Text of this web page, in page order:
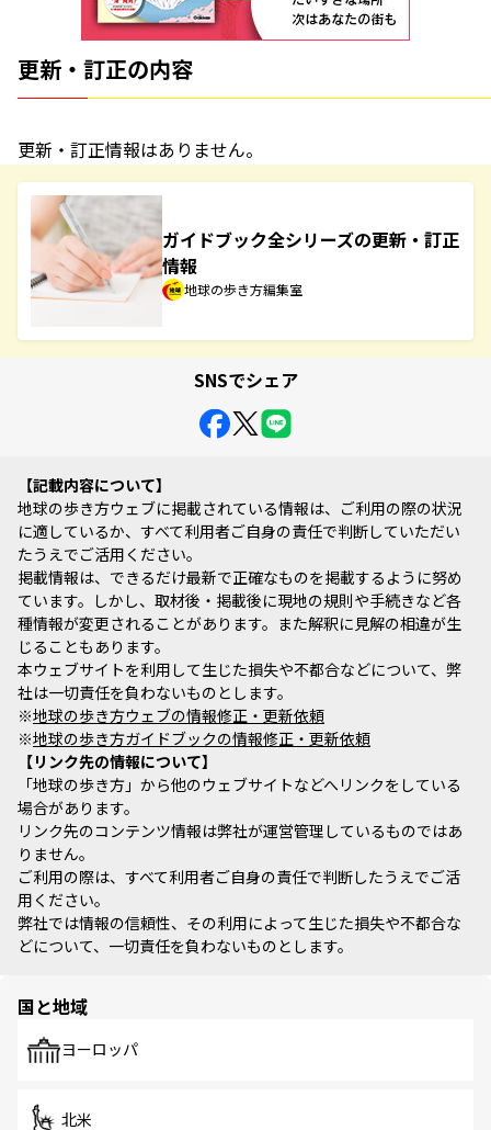
更新・訂正の内容
更新・訂正情報はありません。
ガイドブック全シリーズの更新・訂正
情報
地球の歩き方編集室
SNSでシェア
記載内容について
地球の歩き方ウェブに掲載されている情報は、ご利用の際の状況
に適しているか、すべて利用者ご自身の責任で判断していただい
たうえでご活用ください。
掲載情報は、できるだけ最新で正確なものを掲載するように努め
ています。しかし、取材後・掲載後に現地の規則や手続きなど各
種情報が変更されることがあります。また解釈に見解の相違が生
じることもあります。
本ウェブサイトを利用して生じた損失や不都合などについて、弊
社は一切責任を負わないものとします。
※地球の歩き方ウェブの情報修正・更新依頼
※地球の歩き方ガイドブックの情報修正・更新依頼
リンク先の情報について
「地球の歩き方」から他のウェブサイトなどへリンクをしている
場合があります。
リンク先のコンテンツ情報は弊社が運営管理しているものではあ
りません。
ご利用の際は、すべて利用者ご自身の責任で判断したうえでご活
用ください。
弊社では情報の信頼性、その利用によって生じた損失や不都合な
どについて、一切責任を負わないものとします。
国と地域
ヨーロッパ
北米